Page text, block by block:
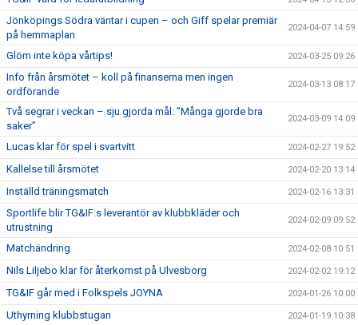
Jönköpings Södra väntar i cupen – och Giff spelar premiär
på hemmaplan
2024-04-07 14:59
Glöm inte köpa vårtips! 2024-03-25 09:26
Info från årsmötet – koll på finanserna men ingen
ordförande
2024-03-13 08:17
Två segrar i veckan – sju gjorda mål: ”Många gjorde bra
saker”
2024-03-09 14:09
Lucas klar för spel i svartvitt 2024-02-27 19:52
Kallelse till årsmötet 2024-02-20 13:14
Inställd träningsmatch 2024-02-16 13:31
Sportlife blir TG&IF:s leverantör av klubbkläder och
utrustning
2024-02-09 09:52
Matchändring 2024-02-08 10:51
Nils Liljebo klar för återkomst på Ulvesborg 2024-02-02 19:12
TG&IF går med i Folkspels JOYNA 2024-01-26 10:00
Uthyrning klubbstugan 2024-01-19 10:38